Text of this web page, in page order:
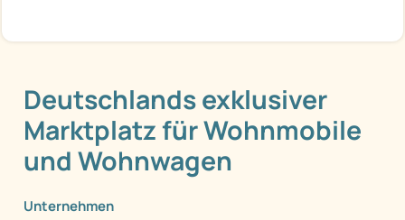
Deutschlands exklusiver
Marktplatz für Wohnmobile
und Wohnwagen
Unternehmen